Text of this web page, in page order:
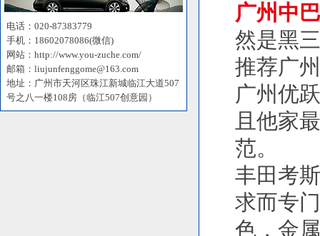
电话：020-87383779
手机：18602078086(微信)
网站：http://www.you-zuche.com/
邮箱：liujunfenggome@163.com
地址：广州市天河区珠江新城临江大道507
号之八一楼108房（临江507创意园）
广州中
然是黑
推荐广
广州优
且他家
范。
丰田考
求而专
色，金